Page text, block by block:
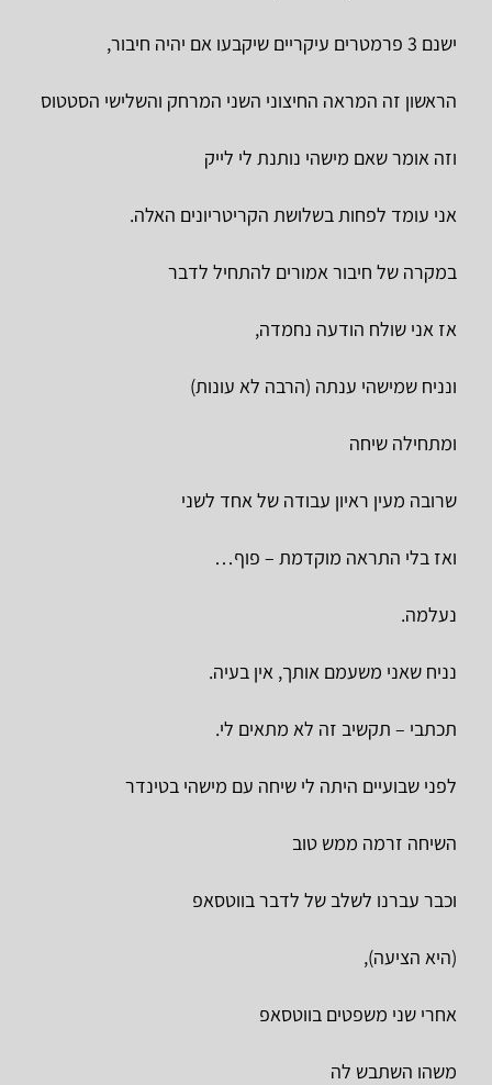
ישנם 3 פרמטרים עיקריים שיקבעו אם יהיה חיבור,
הראשון זה המראה החיצוני השני המרחק והשלישי הסטטוס
וזה אומר שאם מישהי נותנת לי לייק
אני עומד לפחות בשלושת הקריטריונים האלה.
במקרה של חיבור אמורים להתחיל לדבר
אז אני שולח הודעה נחמדה,
ונניח שמישהי ענתה (הרבה לא עונות)
ומתחילה שיחה
שרובה מעין ראיון עבודה של אחד לשני
ואז בלי התראה מוקדמת – פוף…
נעלמה.
נניח שאני משעמם אותך, אין בעיה.
תכתבי – תקשיב זה לא מתאים לי.
לפני שבועיים היתה לי שיחה עם מישהי בטינדר
השיחה זרמה ממש טוב
וכבר עברנו לשלב של לדבר בווטסאפ
(היא הציעה),
אחרי שני משפטים בווטסאפ
משהו השתבש לה